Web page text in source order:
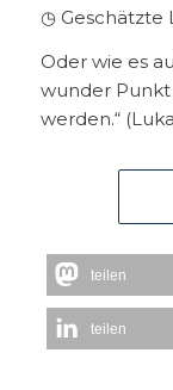
◷ Geschätzte
Oder wie es
wunder
werden.“
teilen
teilen